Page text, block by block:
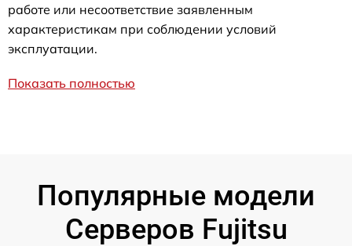
работе или несоответствие заявленным
характеристикам при соблюдении условий
эксплуатации.
Показать полностью
Популярные модели
Серверов Fujitsu